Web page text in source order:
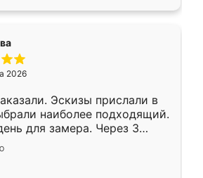
2026
Эскизы прислали в
наиболее подходящий.
для замера. Через 3
уже готова. Остались
Спасибо Ренессанс
работу!